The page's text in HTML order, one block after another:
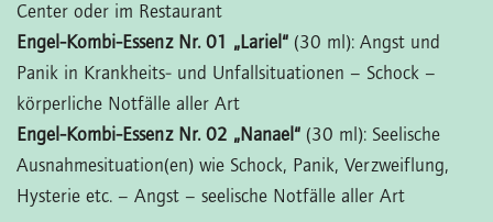
Center oder im Restaurant
Engel-Kombi-Essenz Nr. 01 „Lariel“ (30 ml): Angst und
Panik in Krankheits- und Unfallsituationen – Schock –
körperliche Notfälle aller Art
Engel-Kombi-Essenz Nr. 02 „Nanael“ (30 ml): Seelische
Ausnahmesituation(en) wie Schock, Panik, Verzweiflung,
Hysterie etc. – Angst – seelische Notfälle aller Art